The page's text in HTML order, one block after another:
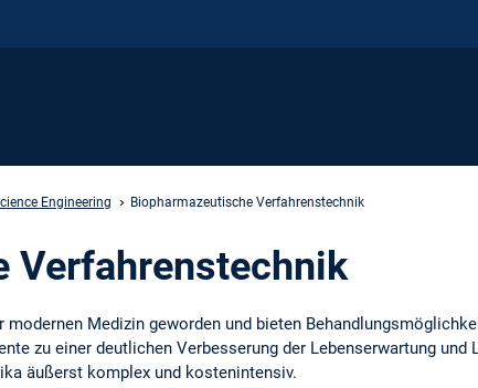
Engineering Biopharmazeutische Verfahrenstechnik
Verfahrenstechnik
Medizin geworden und bieten
zu einer deutlichen Verbesserung der Lebenserwartung
äußerst komplex und kostenintensiv.